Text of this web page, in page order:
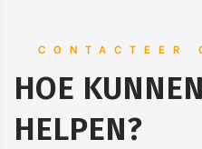
CONTACTEER
HOE
HELPEN?